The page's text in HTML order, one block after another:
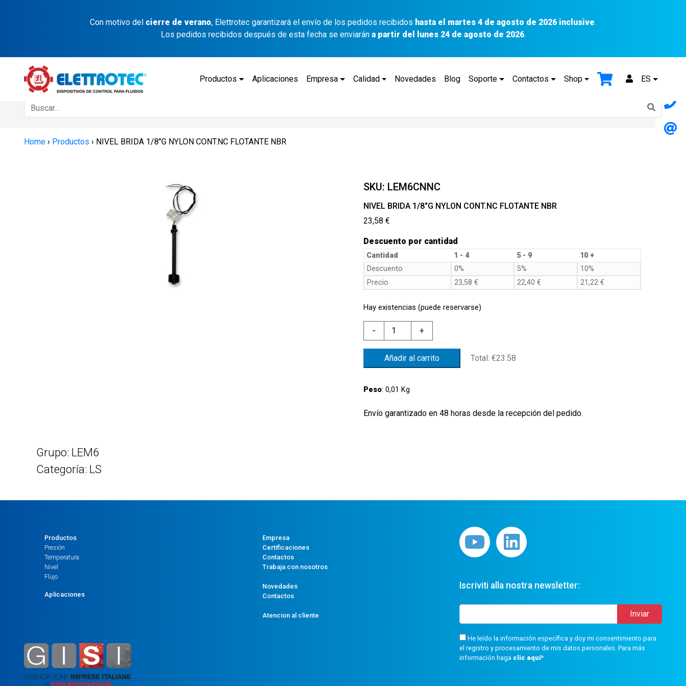
Con motivo del cierre de verano, Elettrotec garantizará el envío de los pedidos recibidos hasta el martes 4 de agosto de 2026 inclusive.
Los pedidos recibidos después de esta fecha se enviarán a partir del lunes 24 de agosto de 2026.
Productos Aplicaciones Empresa Calidad Novedades Blog Soporte Contactos Shop ES
Home › Productos › NIVEL BRIDA 1/8″G NYLON CONT.NC FLOTANTE NBR
SKU: LEM6CNNC
NIVEL BRIDA 1/8″G NYLON CONT.NC FLOTANTE NBR
23,58€
Descuento por cantidad
Cantidad 1 - 4 5 - 9
10 +
Descuento
0% 5%
10%
Precio
23,58€ 22,40€ 21,22€
Hay existencias (puede reservarse)
-
NIVEL
BRIDA
1/8"G
NYLON
FLOTANTE
cantidad
+
Añadir al carrito Total:€23.58
Peso: 0,01 Kg
Envío garantizado en 48 horas desde la recepción del pedido.
Grupo: LEM6
Categoría: LS
Productos
Presión
Temperatura
Nivel
Flujo
Aplicaciones
Empresa
Certificaciones
Contactos
Trabaja con nosotros
Novedades
Contactos
Atencion al cliente
Iscriviti alla nostra newsletter:
He leído la información específica y doy mi consentimiento para
el registro y procesamiento de mis datos personales. Para más
información haga clic aquí*